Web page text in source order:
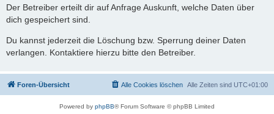
Der Betreiber erteilt dir auf Anfrage Auskunft, welche Daten über
dich gespeichert sind.
Du kannst jederzeit die Löschung bzw. Sperrung deiner Daten
verlangen. Kontaktiere hierzu bitte den Betreiber.
Foren-Übersicht Alle Zeiten sind UTC+01:00
Alle Cookies löschen
Powered by phpBB® Forum Software © phpBB Limited